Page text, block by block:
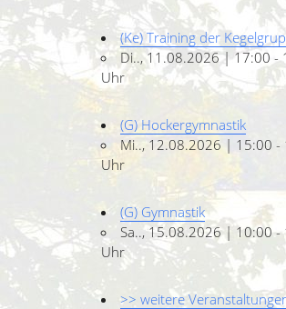
(Ke) Training der
Di.., 11.08.2026 | 17:00 -
Uhr
(G) Hockergymnastik
Mi.., 12.08.2026 | 15:00 -
Uhr
(G) Gymnastik
Sa.., 15.08.2026 | 10:00 -
Uhr
>> weitere